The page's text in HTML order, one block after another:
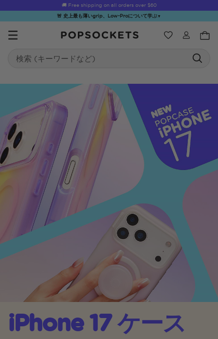
Summer Sendoff Sale is on 🚨 Up to 60% off
🚨 史上最も薄いgrip、Low-Proについて学ぶ ▼
PopSockets ホーム
ウィッシュ
Search
☀️ Summer
Sendoff Sale
Hello Kitty®
and Friends
Sea Spell Sugar Rush
iPhone 17 ケース